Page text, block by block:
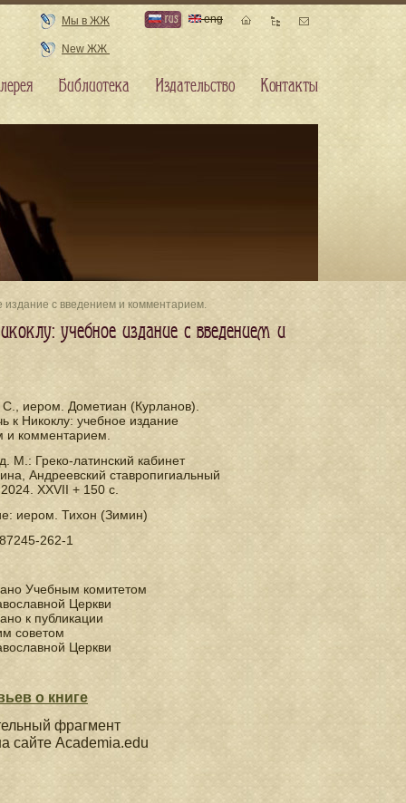
издание с введением и комментарием.
учебное издание с введением и
С., иером. Дометиан (Курланов).
к Никоклу: учебное издание
и комментарием.
М.: Греко-латинский кабинет
Андреевский ставропигиальный
XXVII + 150 с.
иером. Тихон (Зимин)
262-1
Учебным комитетом
Церкви
к публикации
советом
Церкви
о книге
фрагмент
сайте Academia.edu
Мы в ЖЖ
New ЖЖ
rus eng
Библиотека Издательство Контакты